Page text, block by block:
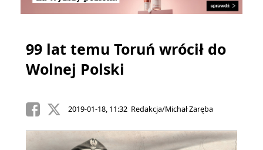
99 lat temu Toruń wrócił do
Wolnej Polski
2019-01-18, 11:32 Redakcja/Michał Zaręba